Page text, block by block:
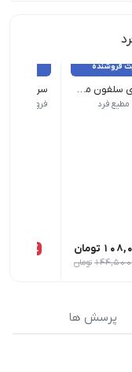
فروشنده
سررسید وزیری سلفون مخمل مدل کیانا 1404 سپهران کد 1201
: لاین تمام اتوماتیک جلد : سلفون
فرد
تومان
144,500 تومان
قطع : رقعی|
فروشنده:
25٪
پرسش ها